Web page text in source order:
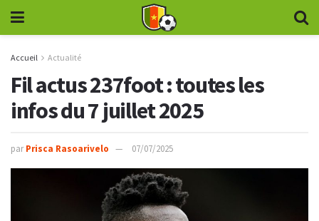
Accueil Actualité
Fil actus 237foot : toutes les
infos du 7 juillet 2025
par Prisca Rasoarivelo 07/07/2025